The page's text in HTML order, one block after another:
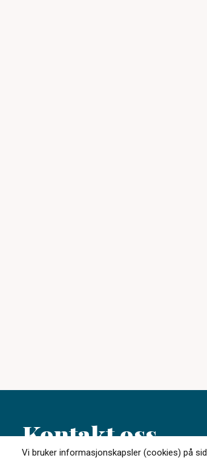
Kontakt oss
Vi bruker informasjonskapsler (cookies) på